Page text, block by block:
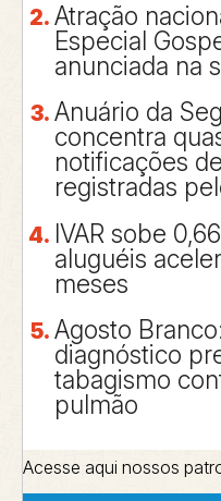
Atração
Especial
anunciada na
Anuário da
concentra
notificações
registradas
IVAR sobe
aluguéis
meses
Agosto
diagnóstico
tabagismo
pulmão
Acesse aqui nossos